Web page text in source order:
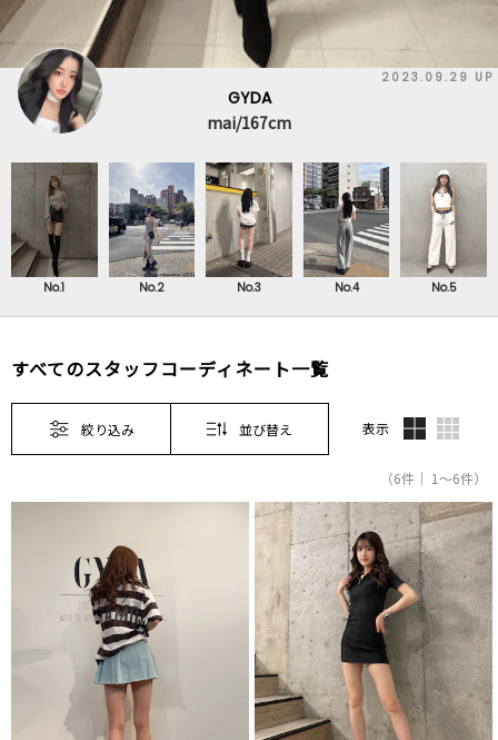
No.1 No.2 No.3 No.4 No.5
すべてのスタッフコーディネート一覧
絞り込み 並び替え 表示
（6件｜ 1～6件）